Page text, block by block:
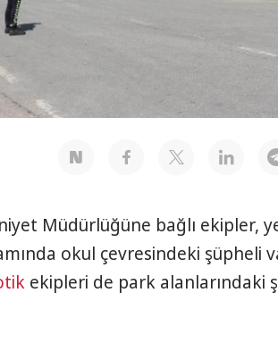
Müdürlüğüne bağlı ekipler,
okul çevresindeki şüpheli
ekipleri de park alanlarındaki